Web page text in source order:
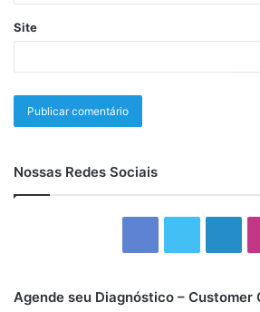
Site
Nossas Redes Sociais
Agende seu Diagnóstico –